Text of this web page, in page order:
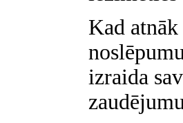
Kad
izraida